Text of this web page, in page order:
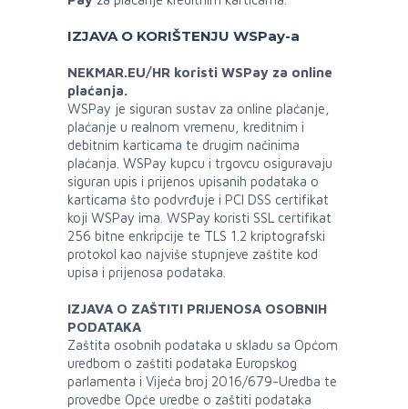
IZJAVA O KORIŠTENJU WSPay-a
NEKMAR.EU/HR koristi WSPay za online
plaćanja.
WSPay je siguran sustav za online plaćanje,
plaćanje u realnom vremenu, kreditnim i
debitnim karticama te drugim načinima
plaćanja. WSPay kupcu i trgovcu osiguravaju
siguran upis i prijenos upisanih podataka o
karticama što podvrđuje i PCI DSS certifikat
koji WSPay ima. WSPay koristi SSL certifikat
256 bitne enkripcije te TLS 1.2 kriptografski
protokol kao najviše stupnjeve zaštite kod
upisa i prijenosa podataka.
IZJAVA O ZAŠTITI PRIJENOSA OSOBNIH
PODATAKA
Zaštita osobnih podataka u skladu sa Općom
uredbom o zaštiti podataka Europskog
parlamenta i Vijeća broj 2016/679-Uredba te
provedbe Opće uredbe o zaštiti podataka